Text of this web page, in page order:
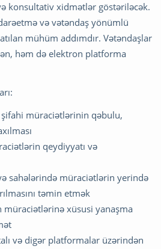
konsultativ xidmətlər göstəriləcək.
və vətəndaş yönümlü
mühüm addımdır. Vətəndaşlar
həm də elektron platforma
şifahi müraciətlərinin qəbulu,
qeydiyyatı və
sahələrində müraciətlərin yerində
təmin etmək
müraciətlərinə xüsusi yanaşma
və digər platformalar üzərindən